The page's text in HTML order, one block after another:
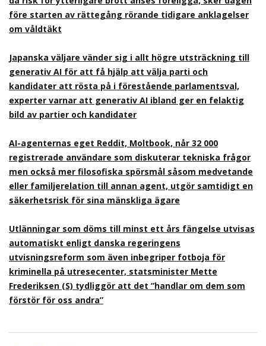
före starten av rättegång rörande tidigare anklagelser
om våldtäkt
Japanska väljare vänder sig i allt högre utsträckning till
generativ AI för att få hjälp att välja parti och
kandidater att rösta på i förestående parlamentsval,
experter varnar att generativ AI ibland ger en felaktig
bild av partier och kandidater
AI-agenternas eget Reddit, Moltbook, når 32 000
registrerade användare som diskuterar tekniska frågor
men också mer filosofiska spörsmål såsom medvetande
eller familjerelation till annan agent, utgör samtidigt en
säkerhetsrisk för sina mänskliga ägare
Utlänningar som döms till minst ett års fängelse utvisas
automatiskt enligt danska regeringens
utvisningsreform som även inbegriper fotboja för
kriminella på utresecenter, statsminister Mette
Frederiksen (S) tydliggör att det ”handlar om dem som
förstör för oss andra”